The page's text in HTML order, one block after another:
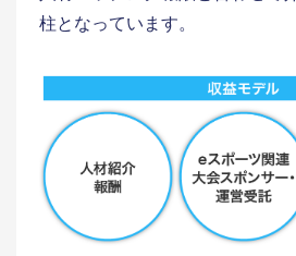
柱となっています。